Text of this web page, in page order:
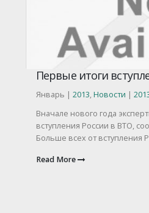
Первые итоги
Январь | 2013,Новости |
Вначале нового года
вступления России в ВТО,
Больше всех от вступления
Read More